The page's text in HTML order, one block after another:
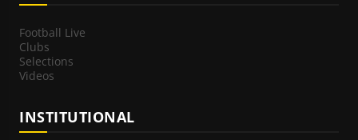
Football Live
Clubs
Selections
Videos
INSTITUTIONAL